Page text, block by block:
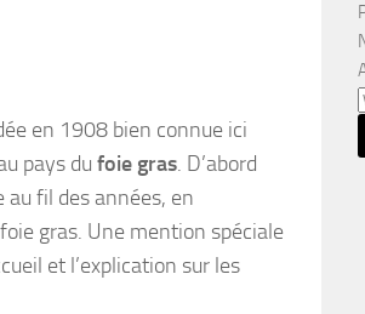
en 1908 bien connue ici
pays du foie gras. D’abord
fil des années, en
gras. Une mention spéciale
et l’explication sur les